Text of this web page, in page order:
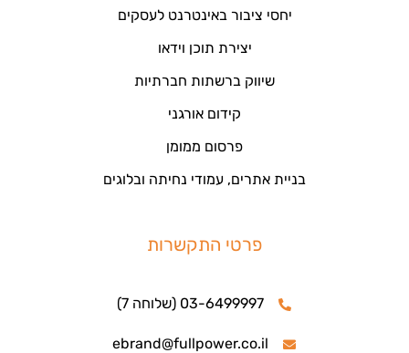
יחסי ציבור באינטרנט לעסקים
יצירת תוכן וידאו
שיווק ברשתות חברתיות
קידום אורגני
פרסום ממומן
בניית אתרים, עמודי נחיתה ובלוגים
פרטי התקשרות
03-6499997 (שלוחה 7)
ebrand@fullpower.co.il